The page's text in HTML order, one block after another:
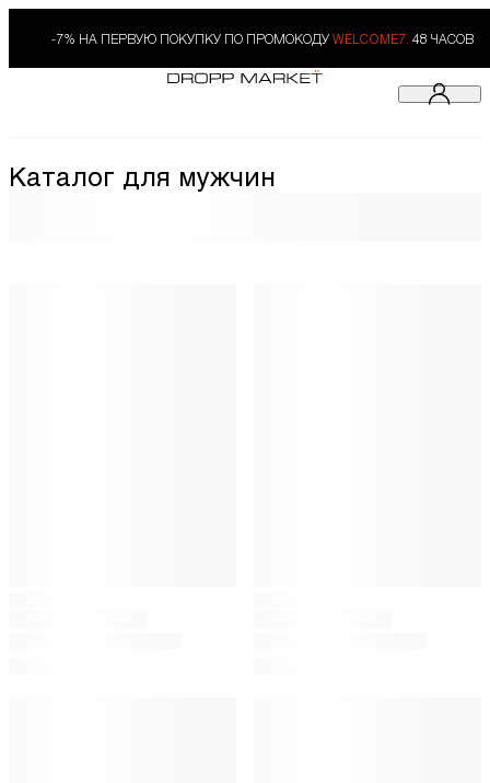
-7% НА ПЕРВУЮ ПОКУПКУ ПО ПРОМОКОДУ WELCOME7. 48 ЧАСОВ
Каталог для мужчин